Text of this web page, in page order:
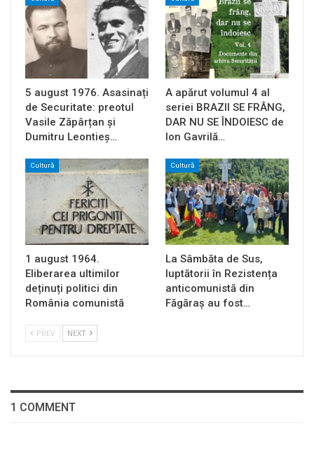
5 august 1976. Asasinați
de Securitate: preotul
Vasile Zăpârțan și
Dumitru Leontieș…
A apărut volumul 4 al
seriei BRAZII SE FRÂNG,
DAR NU SE ÎNDOIESC de
Ion Gavrilă…
Cultură
1 august 1964.
Eliberarea ultimilor
deținuți politici din
România comunistă
Cultură
La Sâmbăta de Sus,
luptătorii în Rezistența
anticomunistă din
Făgăraș au fost…
PREV NEXT
1 COMMENT